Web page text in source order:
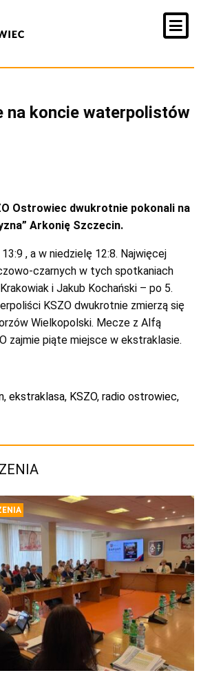
na koncie waterpolistów
Ostrowiec dwukrotnie pokonali na
Arkonię Szczecin.
, a w niedzielę 12:8. Najwięcej
czarnych w tych spotkaniach
i Jakub Kochański – po 5.
KSZO dwukrotnie zmierzą się
Wielkopolski. Mecze z Alfą
zajmie piąte miejsce w ekstraklasie.
, ekstraklasa, KSZO, radio ostrowiec,